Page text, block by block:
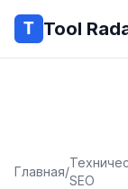
Tool
Главная/
SEO